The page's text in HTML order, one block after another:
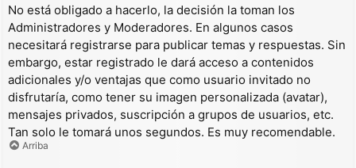
No está obligado a hacerlo, la decisión la toman los
Administradores y Moderadores. En algunos casos
necesitará registrarse para publicar temas y respuestas. Sin
embargo, estar registrado le dará acceso a contenidos
adicionales y/o ventajas que como usuario invitado no
disfrutaría, como tener su imagen personalizada (avatar),
mensajes privados, suscripción a grupos de usuarios, etc.
Tan solo le tomará unos segundos. Es muy recomendable.
Arriba